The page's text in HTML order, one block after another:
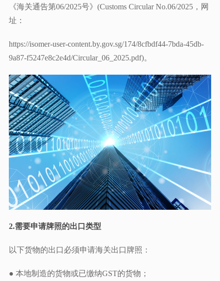
《海关通告第06/2025号》(Customs Circular No.06/2025，网
址：
https://isomer-user-content.by.gov.sg/174/8cfbdf44-7bda-45db-
9a87-f5247e8c2e4d/Circular_06_2025.pdf)。
2.需要申请牌照的出口类型
以下货物的出口必须申请海关出口牌照：
● 本地制造的货物或已缴纳GST的货物；